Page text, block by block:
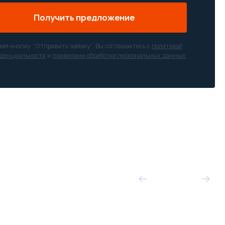
Получить предложение
кнопку “Отправить заявку”, Вы соглашаетесь с политикой
и правилами обработки персональных данных